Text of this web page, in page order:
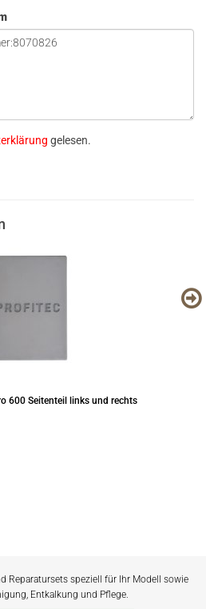
gelesen.
600 Seitenteil links und rechts
Reparatursets speziell für Ihr Modell sowie
Entkalkung und Pflege.